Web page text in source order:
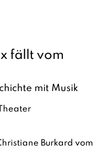
fällt vom
mit Musik
Burkard vom